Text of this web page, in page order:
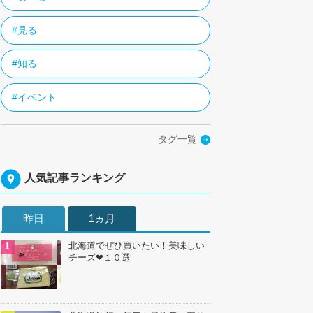
#見る
#知る
#イベント
タグ一覧
人気記事ランキング
昨日 1ヵ月
北海道でぜひ買いたい！美味しい
チーズ❤１０選